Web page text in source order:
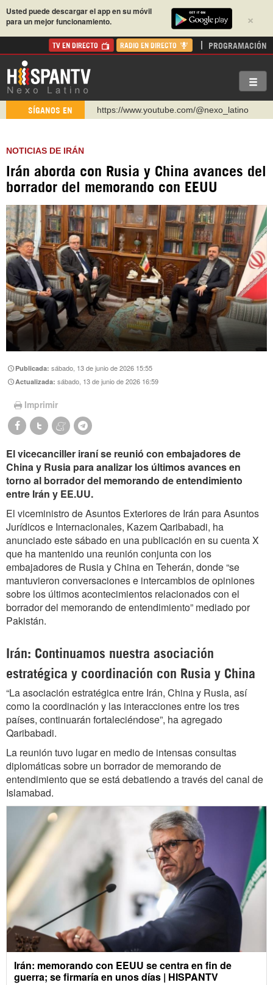
×
Usted puede descargar el app en su móvil
para un mejor funcionamiento.
TV EN DIRECTO RADIO EN DIRECTO PROGRAMACIÓN
SÍGANOS EN
https://www.youtube.com/@nexo_latino
https://urmedium.com/c/hispantv
WhatsApp y Viber: +98 921 79 29 404
https://www.facebook.com/Nexolatino.Canal
NOTICIAS DE IRÁN
Irán aborda con Rusia y China avances del
borrador del memorando con EEUU
Publicada:sábado, 13 de junio de 2026 15:55
Actualizada:sábado, 13 de junio de 2026 16:59
Imprimir
El vicecanciller iraní se reunió con embajadores de
China y Rusia para analizar los últimos avances en
torno al borrador del memorando de entendimiento
entre Irán y EE.UU.
El viceministro de Asuntos Exteriores de Irán para Asuntos
Jurídicos e Internacionales, Kazem Qaribabadi, ha
anunciado este sábado en una publicación en su cuenta X
que ha mantenido una reunión conjunta con los
embajadores de Rusia y China en Teherán, donde “se
mantuvieron conversaciones e intercambios de opiniones
sobre los últimos acontecimientos relacionados con el
borrador del memorando de entendimiento” mediado por
Pakistán.
Irán: Continuamos nuestra asociación
estratégica y coordinación con Rusia y China
“La asociación estratégica entre Irán, China y Rusia, así
como la coordinación y las interacciones entre los tres
países, continuarán fortaleciéndose”, ha agregado
Qaribabadi.
La reunión tuvo lugar en medio de intensas consultas
diplomáticas sobre un borrador de memorando de
entendimiento que se está debatiendo a través del canal de
Islamabad.
Irán: memorando con EEUU se centra en fin de
guerra; se firmaría en unos días | HISPANTV